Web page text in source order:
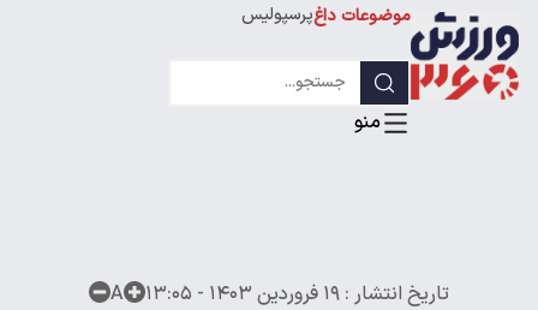
موضوعات داغپرسپولیس
لیگ قهرمانان
تاریخ انتشار : ۱۹ فروردین ۱۴۰۳ - ۱۳:۰۵ A